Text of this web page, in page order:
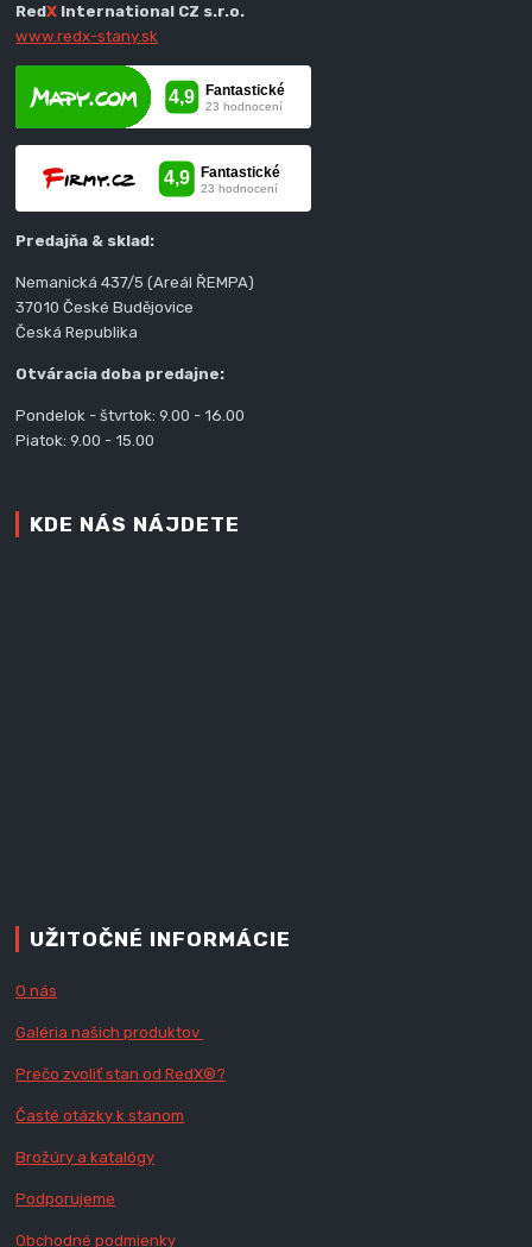
RedX International CZ s.r.o.
www.redx-stany.sk
Predajňa & sklad:
Nemanická 437/5 (Areál ŘEMPA)
37010 České Budějovice
Česká Republika
Otváracia doba predajne:
Pondelok - štvrtok: 9.00 - 16.00
Piatok: 9.00 - 15.00
KDE NÁS NÁJDETE
UŽITOČNÉ INFORMÁCIE
O nás
Galéria našich produktov
Prečo zvoliť stan od RedX®?
Časté otázky k stanom
Brožúry a katalógy
Podporujeme
Obchodné podmienky